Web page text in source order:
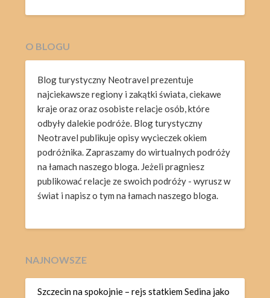
O BLOGU
Blog turystyczny Neotravel prezentuje
najciekawsze regiony i zakątki świata, ciekawe
kraje oraz oraz osobiste relacje osób, które
odbyły dalekie podróże. Blog turystyczny
Neotravel publikuje opisy wycieczek okiem
podróżnika. Zapraszamy do wirtualnych podróży
na łamach naszego bloga. Jeżeli pragniesz
publikować relacje ze swoich podróży - wyrusz w
świat i napisz o tym na łamach naszego bloga.
NAJNOWSZE
Szczecin na spokojnie – rejs statkiem Sedina jako